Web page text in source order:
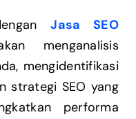
Jasa SEO
menganalisis
mengidentifikasi
strategi SEO yang
performa